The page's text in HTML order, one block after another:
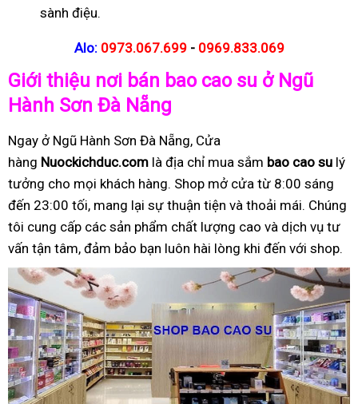
sành điệu.
Alo: 0973.067.699 - 0969.833.069
Giới thiệu nơi bán bao cao su ở Ngũ
Hành Sơn Đà Nẵng
Ngay ở Ngũ Hành Sơn Đà Nẵng, Cửa
hàng Nuockichduc.com là địa chỉ mua sắm bao cao su lý
tưởng cho mọi khách hàng. Shop mở cửa từ 8:00 sáng
đến 23:00 tối, mang lại sự thuận tiện và thoải mái. Chúng
tôi cung cấp các sản phẩm chất lượng cao và dịch vụ tư
vấn tận tâm, đảm bảo bạn luôn hài lòng khi đến với shop.